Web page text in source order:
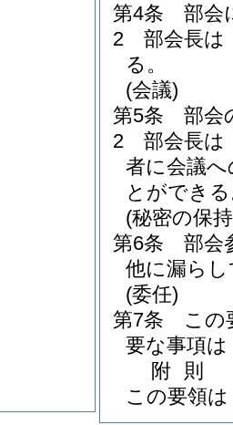
第4条
部会
2
部会長は
る。
(会議)
第5条
部会
2
部会長は
者に会議
とができ
(秘密の保
第6条
部会
他に漏ら
(委任)
第7条
この
要な事項
附 則
この要領